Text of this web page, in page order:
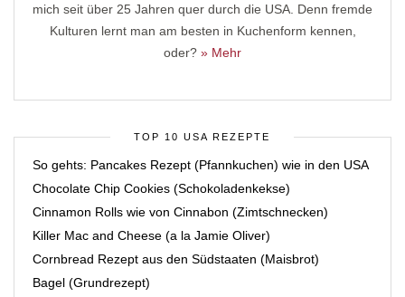
mich seit über 25 Jahren quer durch die USA. Denn fremde
Kulturen lernt man am besten in Kuchenform kennen,
oder? » Mehr
TOP 10 USA REZEPTE
So gehts: Pancakes Rezept (Pfannkuchen) wie in den USA
Chocolate Chip Cookies (Schokoladenkekse)
Cinnamon Rolls wie von Cinnabon (Zimtschnecken)
Killer Mac and Cheese (a la Jamie Oliver)
Cornbread Rezept aus den Südstaaten (Maisbrot)
Bagel (Grundrezept)